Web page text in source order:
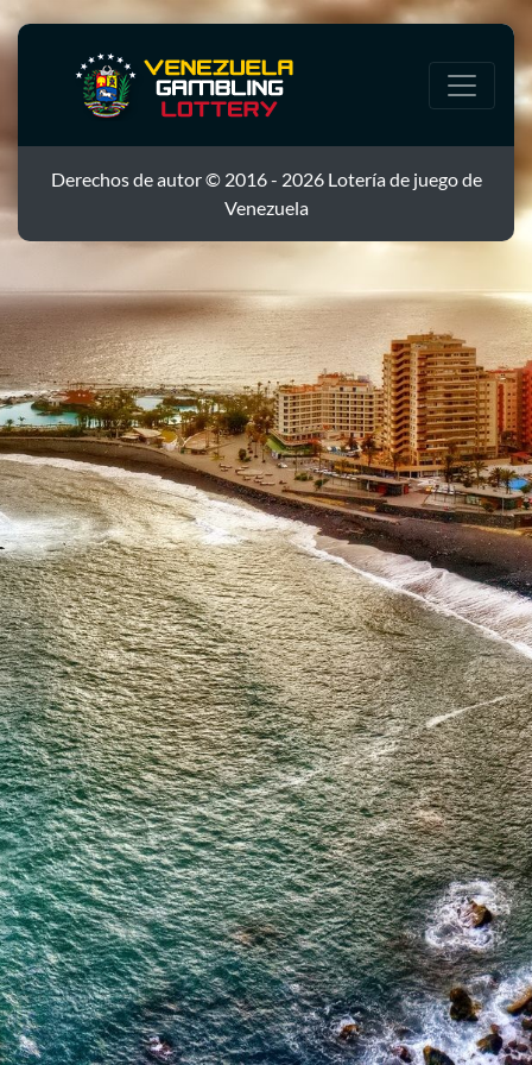
Derechos de autor © 2016 - 2026 Lotería de juego de
Venezuela